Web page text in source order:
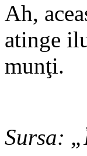
Ah,
atinge
munţi.
Sursa: